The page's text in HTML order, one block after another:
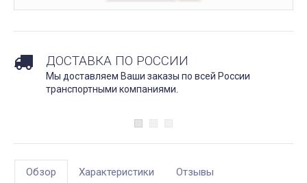
ДОСТАВКА ПО РОССИИ
Мы доставляем Ваши заказы по всей России
транспортными компаниями.
Обзор Характеристики Отзывы